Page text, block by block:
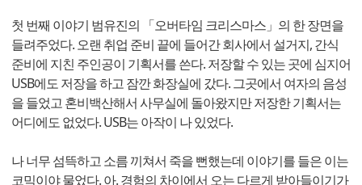
첫 번째 이야기 범유진의 「오버타임 크리스마스」의 한 장면을
들려주었다. 오랜 취업 준비 끝에 들어간 회사에서 설거지, 간식
준비에 지친 주인공이 기획서를 쓴다. 저장할 수 있는 곳에 심지어
USB에도 저장을 하고 잠깐 화장실에 갔다. 그곳에서 여자의 음성
을 들었고 혼비백산해서 사무실에 돌아왔지만 저장한 기획서는
어디에도 없었다. USB는 아작이 나 있었다.
나 너무 섬뜩하고 소름 끼쳐서 죽을 뻔했는데 이야기를 들은 이는
코믹이야 물었다. 아. 경험의 차이에서 오는 다르게 받아들이기가